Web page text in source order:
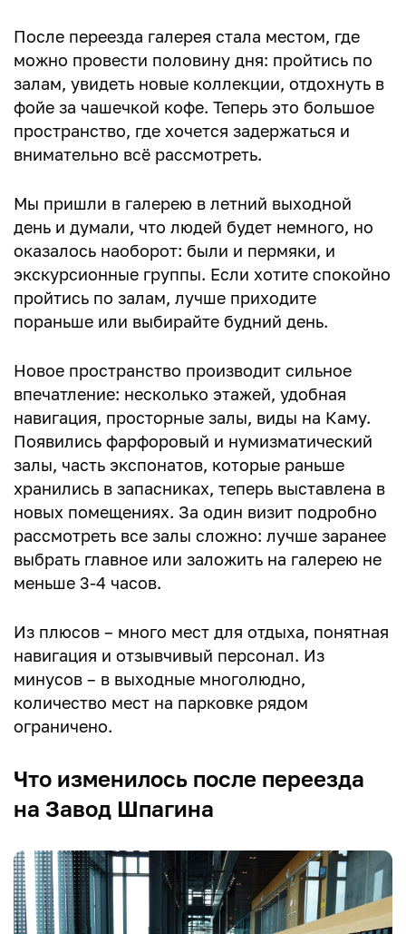
После переезда галерея стала местом, где
можно провести половину дня: пройтись по
залам, увидеть новые коллекции, отдохнуть в
фойе за чашечкой кофе. Теперь это большое
пространство, где хочется задержаться и
внимательно всё рассмотреть.
Мы пришли в галерею в летний выходной
день и думали, что людей будет немного, но
оказалось наоборот: были и пермяки, и
экскурсионные группы. Если хотите спокойно
пройтись по залам, лучше приходите
пораньше или выбирайте будний день.
Новое пространство производит сильное
впечатление: несколько этажей, удобная
навигация, просторные залы, виды на Каму.
Появились фарфоровый и нумизматический
залы, часть экспонатов, которые раньше
хранились в запасниках, теперь выставлена в
новых помещениях. За один визит подробно
рассмотреть все залы сложно: лучше заранее
выбрать главное или заложить на галерею не
меньше 3-4 часов.
Из плюсов – много мест для отдыха, понятная
навигация и отзывчивый персонал. Из
минусов – в выходные многолюдно,
количество мест на парковке рядом
ограничено.
Что изменилось после переезда
на Завод Шпагина